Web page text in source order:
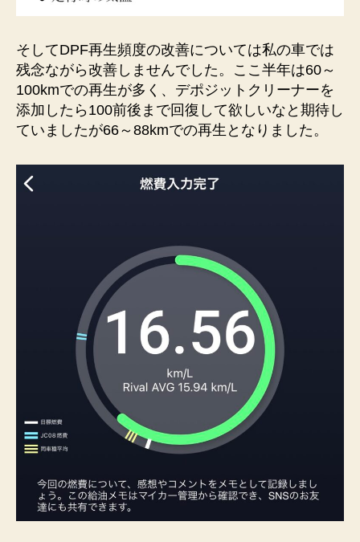
そしてDPF再生頻度の改善については私の車では
残念ながら改善しませんでした。ここ半年は60～
100kmでの再生が多く、デポジットクリーナーを
添加したら100前後まで回復して欲しいなと期待し
ていましたが66～88kmでの再生となりました。